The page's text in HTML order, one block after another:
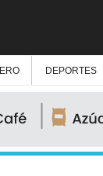
DEPORTES